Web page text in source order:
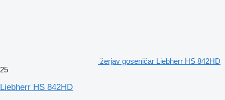
žerjav goseničar Liebherr HS 842HD
25
Liebherr HS 842HD